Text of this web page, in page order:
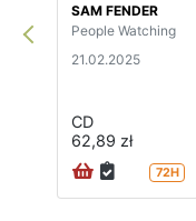
SAM FENDER
People Watching
21.02.2025
CD
62,89 zł
72H